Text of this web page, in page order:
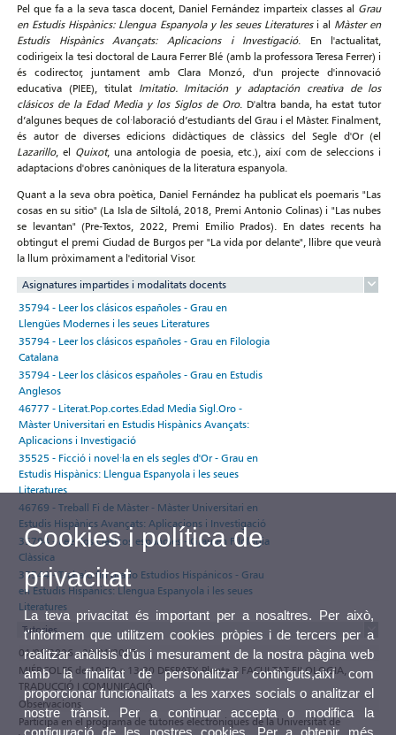
Pel que fa a la seva tasca docent, Daniel Fernández imparteix classes al Grau
en Estudis Hispànics: Llengua Espanyola y les seues Literaturesi al Màster en
Estudis Hispànics Avançats: Aplicacions i Investigació. En l'actualitat,
codirigeix la tesi doctoral de Laura Ferrer Blé (amb la professora Teresa Ferrer) i
és codirector, juntament amb Clara Monzó, d'un projecte d'innovació
educativa (PIEE), titulat Imitatio. Imitación y adaptación creativa de los
clásicos de la Edad Media y los Siglos de Oro. D'altra banda, ha estat tutor
d’algunes beques de col·laboració d’estudiants del Grau i el Màster. Finalment,
és autor de diverses edicions didàctiques de clàssics del Segle d'Or (el
Lazarillo, el Quixot, una antologia de poesia, etc.), així com de seleccions i
adaptacions d'obres canòniques de la literatura espanyola.
Quant a la seva obra poètica, Daniel Fernández ha publicat els poemaris "Las
cosas en su sitio" (La Isla de Siltolá, 2018, Premi Antonio Colinas) i "Las nubes
se levantan" (Pre-Textos, 2022, Premi Emilio Prados). En dates recents ha
obtingut el premi Ciudad de Burgos per "La vida por delante", llibre que veurà
la llum pròximament a l'editorial Visor.
Asignatures impartides i modalitats docents
35794 - Leer los clásicos españoles - Grau en
Llengües Modernes i les seues Literatures
35794 - Leer los clásicos españoles - Grau en Filologia
Catalana
35794 - Leer los clásicos españoles - Grau en Estudis
Anglesos
46777 - Literat.Pop.cortes.Edad Media Sigl.Oro -
Màster Universitari en Estudis Hispànics Avançats:
Aplicacions i Investigació
35525 - Ficció i novel·la en els segles d'Or - Grau en
Estudis Hispànics: Llengua Espanyola i les seues
Literatures
46769 - Treball Fi de Màster - Màster Universitari en
Estudis Hispànics Avançats: Aplicacions i Investigació
35794 - Leer los clásicos españoles - Grau en Filologia
Clàssica
35544 - Trabajo fin grado Estudios Hispánicos - Grau
en Estudis Hispànics: Llengua Espanyola i les seues
Literatures
Tutories
01/09/2026 - 29/01/2027
MIÉRCOLES de 10:30 a 13:30 DESPATX Planta 3 FACULTAT FILOLOGIA,
TRADUCCIÓ I COMUNICACIÓ
Observacions
Participa en el programa de tutories electròniques de la Universitat de
Cookies i política de
privacitat
La teva privacitat és important per a nosaltres. Per això,
t'informem que utilitzem cookies pròpies i de tercers per a
realitzar anàlisis d'ús i mesurament de la nostra pàgina web
amb la finalitat de personalitzar continguts,així com
proporcionar funcionalitats a les xarxes socials o analitzar el
nostre trànsit. Per a continuar accepta o modifica la
configuració de les nostres cookies. Per a obtenir més